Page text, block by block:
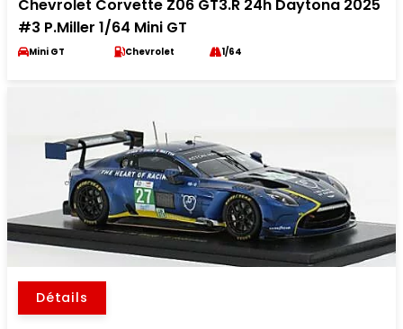
Chevrolet Corvette Z06 GT3.R 24h Daytona 2025
#3 P.Miller 1/64 Mini GT
Mini GT Chevrolet 1/64
Détails